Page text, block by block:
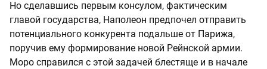
Но сделавшись первым консулом, фактическим
главой государства, Наполеон предпочел отправить
потенциального конкурента подальше от Парижа,
поручив ему формирование новой Рейнской армии.
Моро справился с этой задачей блестяще и в начале